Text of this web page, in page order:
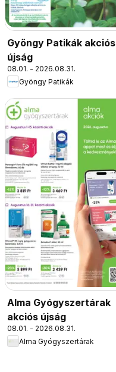
Gyöngy Patikák akciós
újság
08.01. - 2026.08.31.
Gyöngy Patikák
Alma Gyógyszertárak
akciós újság
08.01. - 2026.08.31.
Alma Gyógyszertárak